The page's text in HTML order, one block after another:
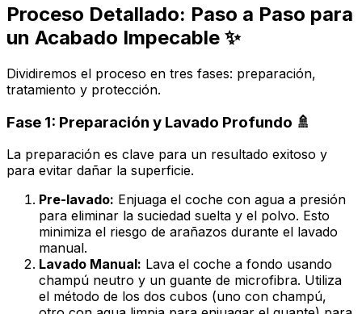
Proceso Detallado: Paso a Paso para
un Acabado Impecable ✨
Dividiremos el proceso en tres fases: preparación,
tratamiento y protección.
Fase 1: Preparación y Lavado Profundo 🚿
La preparación es clave para un resultado exitoso y
para evitar dañar la superficie.
Pre-lavado: Enjuaga el coche con agua a presión
para eliminar la suciedad suelta y el polvo. Esto
minimiza el riesgo de arañazos durante el lavado
manual.
Lavado Manual: Lava el coche a fondo usando
champú neutro y un guante de microfibra. Utiliza
el método de los dos cubos (uno con champú,